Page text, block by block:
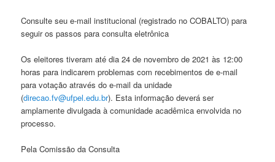
Consulte seu e-mail institucional (registrado no COBALTO) para
seguir os passos para consulta eletrônica
Os eleitores tiveram até dia 24 de novembro de 2021 às 12:00
horas para indicarem problemas com recebimentos de e-mail
para votação através do e-mail da unidade
(direcao.fv@ufpel.edu.br). Esta informação deverá ser
amplamente divulgada à comunidade acadêmica envolvida no
processo.
Pela Comissão da Consulta